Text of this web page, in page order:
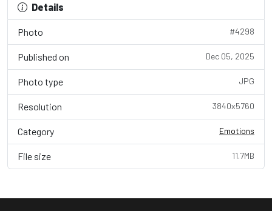
Details
Photo #4298
Published on Dec 05, 2025
Photo type JPG
Resolution 3840x5760
Category Emotions
File size 11.7MB